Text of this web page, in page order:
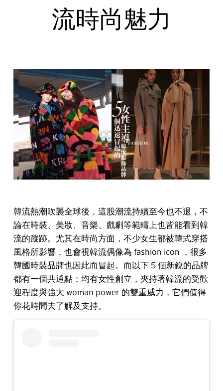
流時尚魅力
韓流熱潮吹襲全球後，這股潮流持續至今也不退，不
論在時裝、美妝、音樂、戲劇等範疇上也皆能看到韓
流的蹤跡。尤其在時尚方面，不少女生都被韓式穿搭
風格所影響，也會視韓流偶像為 fashion icon ，很多
韓國時裝品牌也因此而冒起。而以下 5 個新銳的品牌
都有一個共通點：均有女性創立，夾持著韓流的受歡
迎程度與強大 woman power 的雙重威力，它們值得
你花時間去了解及支持。